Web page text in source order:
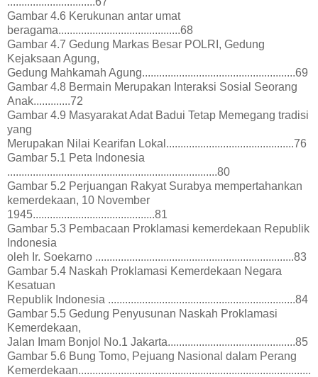
Gambar 4.6 Kerukunan antar umat
beragama...........................................68
Gambar 4.7 Gedung Markas Besar POLRI, Gedung
Kejaksaan Agung,
Gedung Mahkamah Agung......................................................69
Gambar 4.8 Bermain Merupakan Interaksi Sosial Seorang
Anak.............72
Gambar 4.9 Masyarakat Adat Badui Tetap Memegang tradisi
yang
Merupakan Nilai Kearifan Lokal.............................................76
Gambar 5.1 Peta Indonesia
..........................................................................80
Gambar 5.2 Perjuangan Rakyat Surabya mempertahankan
kemerdekaan, 10 November
1945...........................................81
Gambar 5.3 Pembacaan Proklamasi kemerdekaan Republik
Indonesia
oleh Ir. Soekarno ......................................................................83
Gambar 5.4 Naskah Proklamasi Kemerdekaan Negara
Kesatuan
Republik Indonesia ..................................................................84
Gambar 5.5 Gedung Penyusunan Naskah Proklamasi
Kemerdekaan,
Jalan Imam Bonjol No.1 Jakarta.............................................85
Gambar 5.6 Bung Tomo, Pejuang Nasional dalam Perang
Kemerdekaan..................................................................................